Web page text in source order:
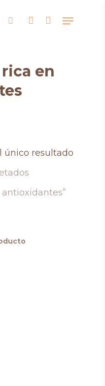
searchaccount
Menu
en
único resultado